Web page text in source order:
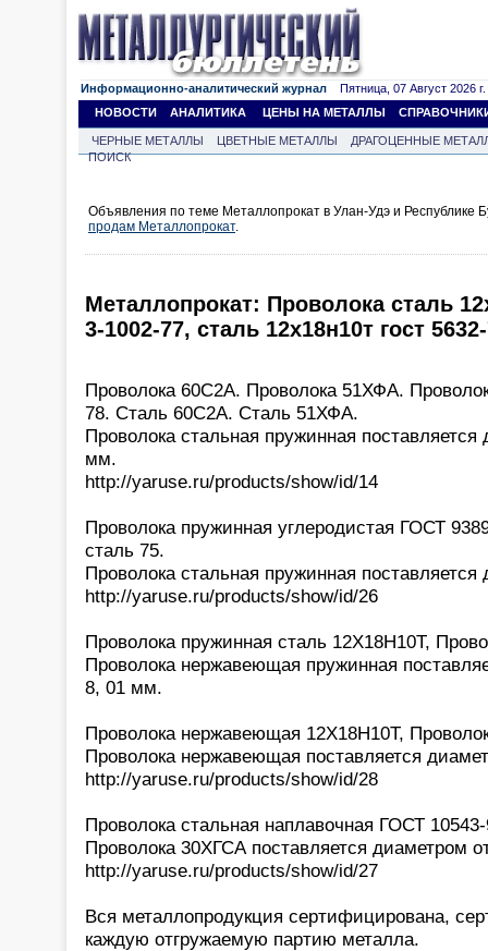
Информационно-аналитический журнал Пятница, 07 Август 2026 г.
НОВОСТИ
АНАЛИТИКА ЦЕНЫ НА МЕТАЛЛЫ
ЧЕРНЫЕ МЕТАЛЛЫ ЦВЕТНЫЕ МЕТАЛЛЫ
ДРАГОЦЕННЫЕ
ПОИСК
Объявления по теме Металлопрокат в Улан-Удэ и Республике
продам Металлопрокат.
Металлопрокат: Проволока сталь
3-1002-77, сталь 12х18н10т гост
Проволока 60С2А. Проволока 51ХФА.
78. Сталь 60С2А. Сталь 51ХФА.
Проволока стальная пружинная
мм.
http://yaruse.ru/products/show/id/14
Проволока пружинная углеродистая ГОСТ
сталь 75.
Проволока стальная пружинная
http://yaruse.ru/products/show/id/26
Проволока пружинная сталь 12Х18Н10Т,
Проволока нержавеющая пружинная
8, 01 мм.
Проволока нержавеющая 12Х18Н10Т,
Проволока нержавеющая поставляется
http://yaruse.ru/products/show/id/28
Проволока стальная наплавочная ГОСТ
Проволока 30ХГСА поставляется диаметром
http://yaruse.ru/products/show/id/27
Вся металлопродукция сертифицирована,
каждую отгружаемую партию металла.